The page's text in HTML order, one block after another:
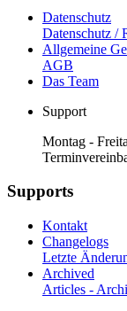
Datenschutz
Datenschutz /
Allgemeine
AGB
Das Team
Support
Montag -
Supports
Kontakt
Changelogs
Letzte
Archived
Articles -